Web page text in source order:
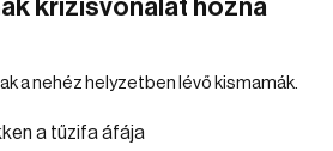
krízisvonalat hozna
a nehéz helyzetben lévő kismamák.